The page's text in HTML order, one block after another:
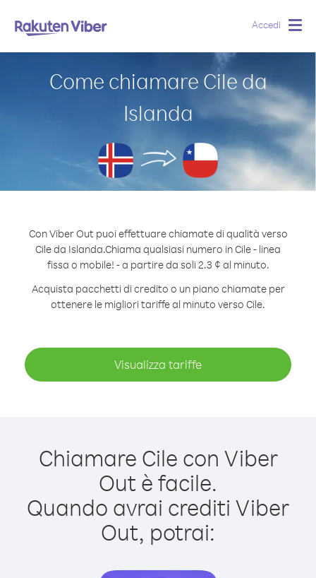
Accedi
Come chiamare Cile da
Islanda
Con Viber Out puoi effettuare chiamate di qualità verso
Cile da Islanda.Chiama qualsiasi numero in Cile - linea
fissa o mobile! - a partire da soli 2.3 ¢ al minuto.
Acquista pacchetti di credito o un piano chiamate per
ottenere le migliori tariffe al minuto verso Cile.
Visualizza tariffe
Chiamare Cile con Viber
Out è facile.
Quando avrai crediti Viber
Out, potrai: